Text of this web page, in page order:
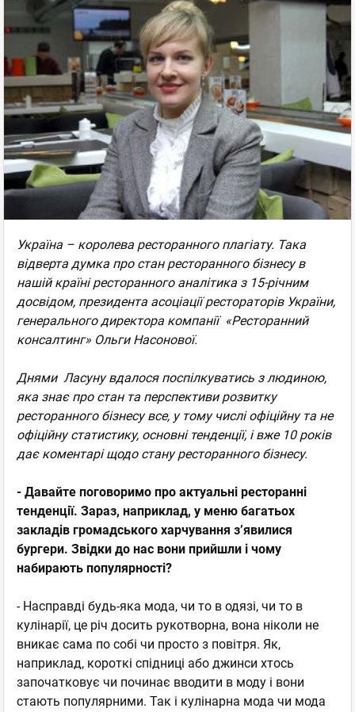
Україна – королева ресторанного плагіату. Така
відверта думка про стан ресторанного бізнесу в
нашій країні ресторанного аналітика з 15-річним
досвідом, президента асоціації рестораторів України,
генерального директора компанії «Ресторанний
консалтинг» Ольги Насонової.
Днями Ласуну вдалося поспілкуватись з людиною,
яка знає про стан та перспективи розвитку
ресторанного бізнесу все, у тому числі офіційну та не
офіційну статистику, основні тенденції, і вже 10 років
дає коментарі щодо стану ресторанного бізнесу.
- Давайте поговоримо про актуальні ресторанні
тенденції. Зараз, наприклад, у меню багатьох
закладів громадського харчування з’явилися
бургери. Звідки до нас вони прийшли і чому
набирають популярності?
- Насправді будь-яка мода, чи то в одязі, чи то в
кулінарії, це річ досить рукотворна, вона ніколи не
вникає сама по собі чи просто з повітря. Як,
наприклад, короткі спідниці або джинси хтось
започатковує чи починає вводити в моду і вони
стають популярними. Так і кулінарна мода чи мода